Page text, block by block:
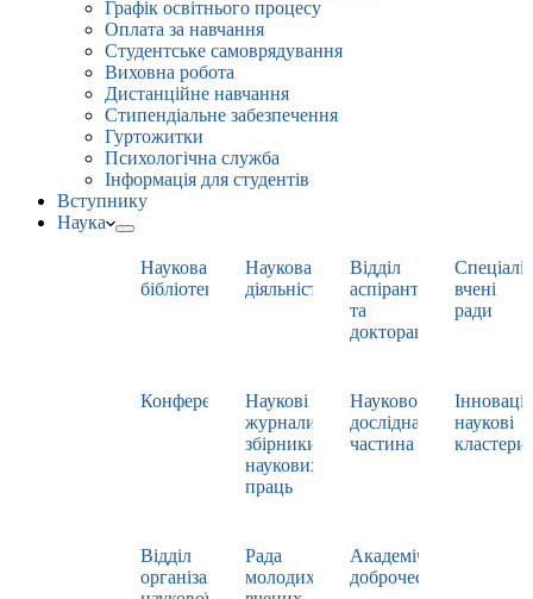
Графік освітнього процесу
Оплата за навчання
Студентське самоврядування
Виховна робота
Дистанційне навчання
Стипендіальне забезпечення
Гуртожитки
Психологічна служба
Інформація для студентів
Вступнику
Наука
Наукова
бібліотека
Наукова
діяльність
Відділ
аспірантури
та
докторантури
вчені
ради
Конференції
Наукові
журнали,
збірники
наукових
праць
Науково-
дослідна
частина
наукові
кластери
Відділ
організації
Рада
молодих
Академічна
доброчесність